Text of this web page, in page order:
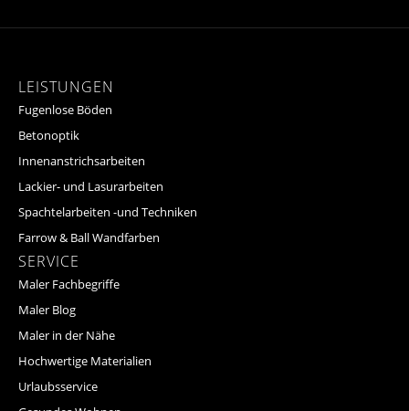
LEISTUNGEN
Fugenlose Böden
Betonoptik
Innenanstrichsarbeiten
Lackier- und Lasurarbeiten
Spachtelarbeiten -und Techniken
Farrow & Ball Wandfarben
SERVICE
Maler Fachbegriffe
Maler Blog
Maler in der Nähe
Hochwertige Materialien
Urlaubsservice